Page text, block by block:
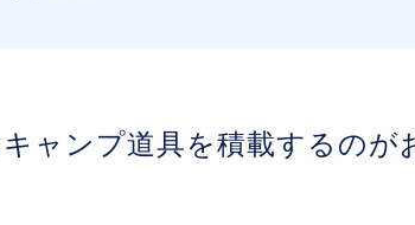
ャンプ道具を積載するのが